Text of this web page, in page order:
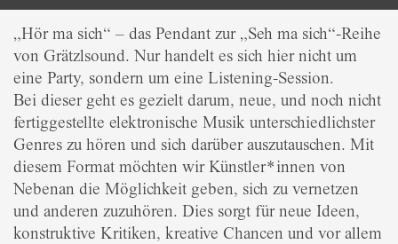
„Hör ma sich“ – das Pendant zur „Seh ma sich“-Reihe
von Grätzlsound. Nur handelt es sich hier nicht um
eine Party, sondern um eine Listening-Session.
Bei dieser geht es gezielt darum, neue, und noch nicht
fertiggestellte elektronische Musik unterschiedlichster
Genres zu hören und sich darüber auszutauschen. Mit
diesem Format möchten wir Künstler*innen von
Nebenan die Möglichkeit geben, sich zu vernetzen
und anderen zuzuhören. Dies sorgt für neue Ideen,
konstruktive Kritiken, kreative Chancen und vor allem